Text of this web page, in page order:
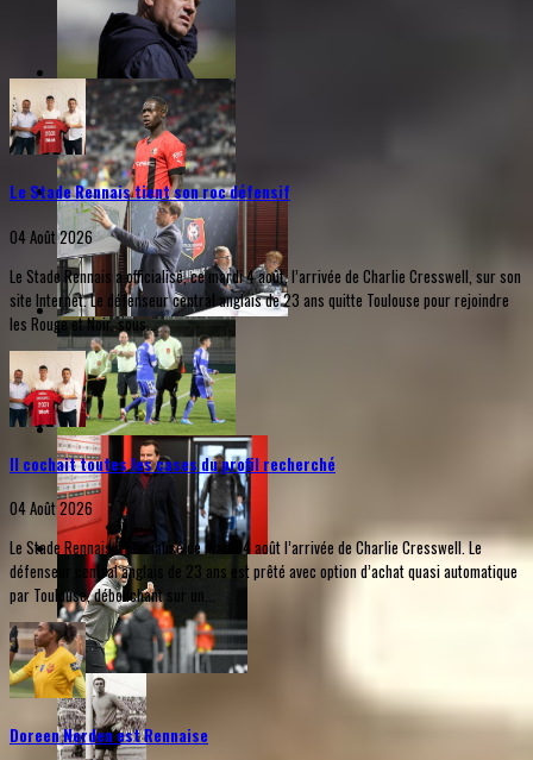
Le Stade Rennais tient son roc défensif
04 Août 2026
Le Stade Rennais a officialisé, ce mardi 4 août, l’arrivée de Charlie Cresswell, sur son
site Internet. Le défenseur central anglais de 23 ans quitte Toulouse pour rejoindre
les Rouge et Noir, sous...
Il cochait toutes les cases du profil recherché
04 Août 2026
Le Stade Rennais a officialisé ce mardi 4 août l’arrivée de Charlie Cresswell. Le
défenseur central anglais de 23 ans est prêté avec option d’achat quasi automatique
par Toulouse, débouchant sur un...
Doreen Norden est Rennaise